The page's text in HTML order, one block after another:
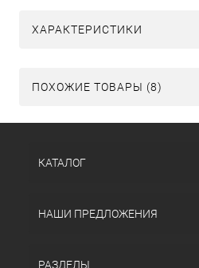
ХАРАКТЕРИСТИКИ
ПОХОЖИЕ ТОВАРЫ (8)
КАТАЛОГ
НАШИ ПРЕДЛОЖЕНИЯ
РАЗДЕЛЫ